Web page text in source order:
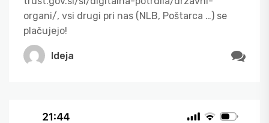
organi/, vsi drugi pri nas (NLB, Poštarca …) se
plačujejo!
Ideja